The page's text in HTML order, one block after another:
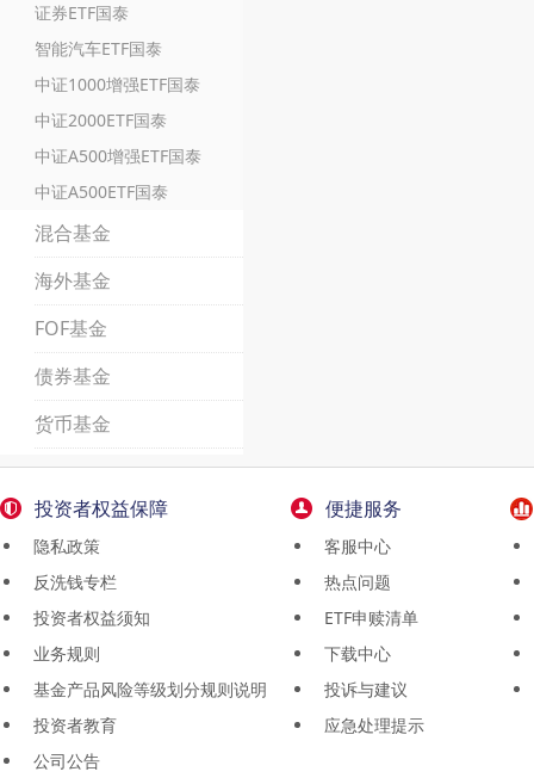
证券ETF国泰
智能汽车ETF国泰
中证1000增强ETF国泰
中证2000ETF国泰
中证A500增强ETF国泰
中证A500ETF国泰
混合基金
海外基金
FOF基金
债券基金
货币基金
投资者权益保障
隐私政策
反洗钱专栏
投资者权益须知
业务规则
基金产品风险等级划分规则说明
投资者教育
公司公告
便捷服务
客服中心
热点问题
ETF申赎清单
下载中心
投诉与建议
应急处理提示